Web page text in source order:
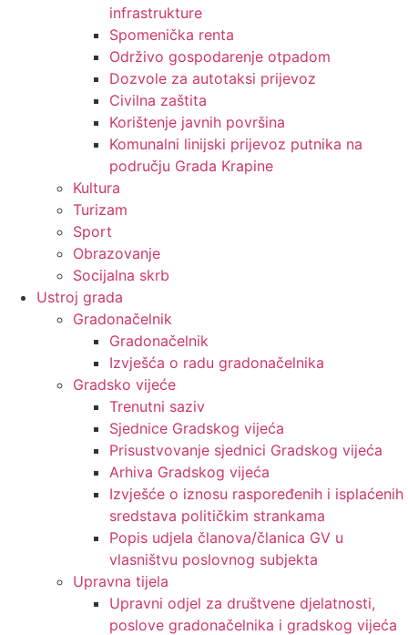
infrastrukture
Spomenička renta
Održivo gospodarenje otpadom
Dozvole za autotaksi prijevoz
Civilna zaštita
Korištenje javnih površina
Komunalni linijski prijevoz putnika na
području Grada Krapine
Kultura
Turizam
Sport
Obrazovanje
Socijalna skrb
Ustroj grada
Gradonačelnik
Gradonačelnik
Izvješća o radu gradonačelnika
Gradsko vijeće
Trenutni saziv
Sjednice Gradskog vijeća
Prisustvovanje sjednici Gradskog vijeća
Arhiva Gradskog vijeća
Izvješće o iznosu raspoređenih i isplaćenih
sredstava političkim strankama
Popis udjela članova/članica GV u
vlasništvu poslovnog subjekta
Upravna tijela
Upravni odjel za društvene djelatnosti,
poslove gradonačelnika i gradskog vijeća